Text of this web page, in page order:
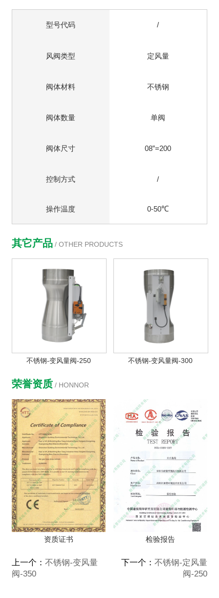
型号代码 /
风阀类型 定风量
阀体材料 不锈钢
阀体数量 单阀
阀体尺寸 08”=200
控制方式 /
操作温度 0-50℃
其它产品/ OTHER PRODUCTS
不锈钢-变风量阀-250 不锈钢-变风量阀-300
荣誉资质 / HONNOR
检验报告
资质证书
上一个： 不锈钢-变风量
阀-350
下一个： 不锈钢-定风量
阀-250